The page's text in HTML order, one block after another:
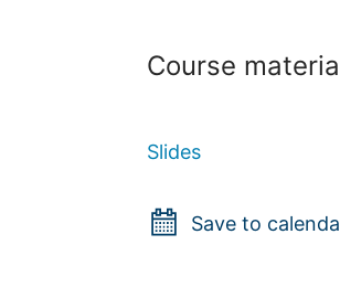
Course
Slides
Save to